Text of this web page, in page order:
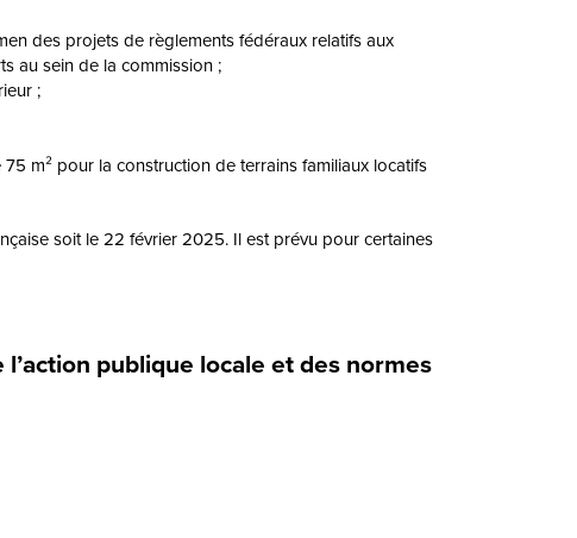
des projets de règlements fédéraux relatifs aux
au sein de la commission ;
;
m² pour la construction de terrains familiaux locatifs
soit le 22 février 2025. Il est prévu pour certaines
publique locale et des normes